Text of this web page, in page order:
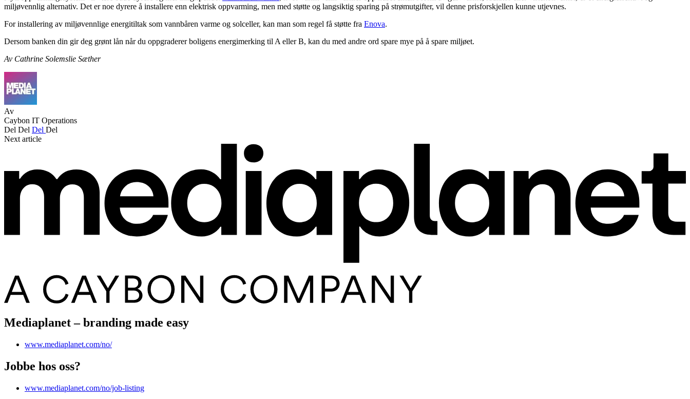
miljøvennlig alternativ. Det er noe dyrere å installere enn elektrisk oppvarming, men med støtte og langsiktig sparing på strømutgifter, vil denne prisforskjellen kunne utjevnes.
For installering av miljøvennlige energitiltak som vannbåren varme og solceller, kan man som regel få støtte fra Enova.
Dersom banken din gir deg grønt lån når du oppgraderer boligens energimerking til A eller B, kan du med andre ord spare mye på å spare miljøet.
Av Cathrine Solemslie Sæther
Av
Caybon IT Operations
Del Del Del Del
Next article
Mediaplanet – branding made easy
www.mediaplanet.com/no/
Jobbe hos oss?
www.mediaplanet.com/no/job-listing